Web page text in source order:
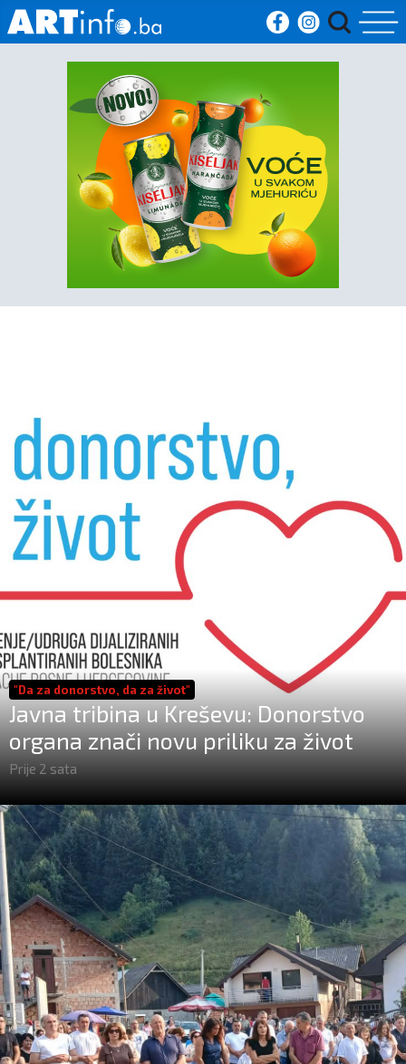
Početna
Sport
kronika
"Da za donorstvo, da za život"
Javna tribina u Kreševu: Donorstvo
organa znači novu priliku za život
Prije 2 sata